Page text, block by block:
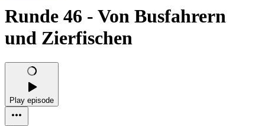
Runde 46 - Von Busfahrern
und Zierfischen
Play episode